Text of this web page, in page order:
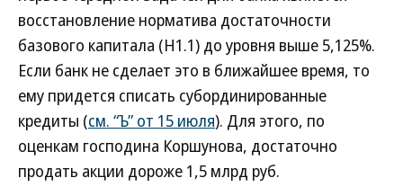
восстановление норматива достаточности
базового капитала (Н1.1) до уровня выше 5,125%.
Если банк не сделает это в ближайшее время, то
ему придется списать субординированные
кредиты (см. “Ъ” от 15 июля). Для этого, по
оценкам господина Коршунова, достаточно
продать акции дороже 1,5 млрд руб.